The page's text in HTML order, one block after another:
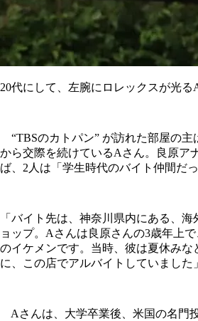
20代にして、左腕にロレックスが光る
“TBSのカトパン” が訪れた部屋の主
から交際を続けているAさん。良原ア
ば、2人は「学生時代のバイト仲間だっ
「バイト先は、神奈川県内にある、
ョップ。Aさんは良原さんの3歳年上
のイケメンです。当時、彼は夏休みな
に、この店でアルバイトしていました」
Aさんは、大学卒業後、米国の名門